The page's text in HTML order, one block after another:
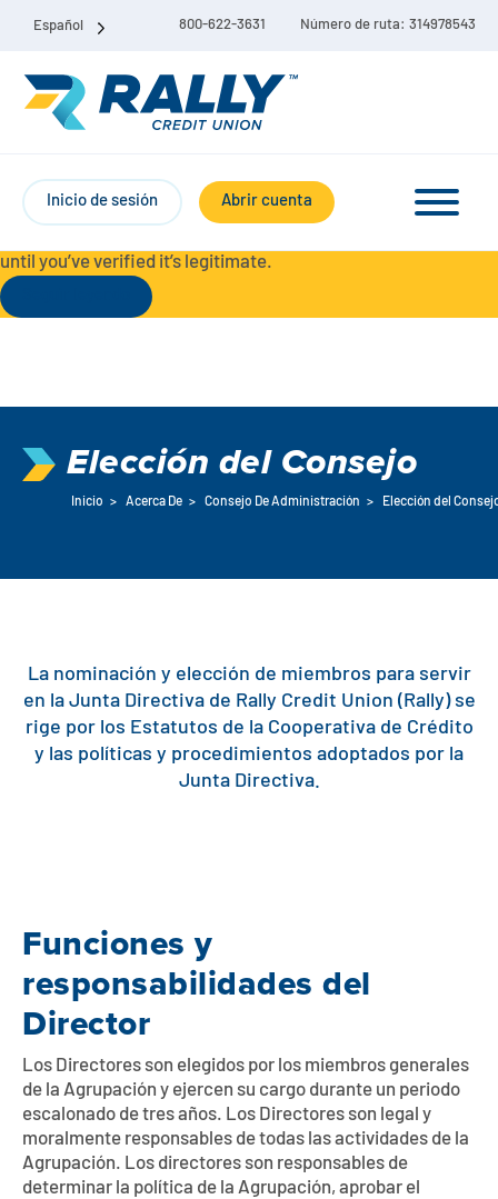
Español 800-622-3631 Número de ruta: 314978543
Inicio de sesión Abrir cuenta
Cuenta corriente Liberty
Ahorro
Explorar los préstamos Rally Auto
Calculadora de pagos
Préstamos para vehículos especiales
Préstamos vivienda
Refinanciación
Préstamo VA y Refi
Capital inmobiliario
Préstamos inmobiliarios
Expertos a domicilio
Gestionar la cuenta de préstamo vivienda
Pagos de
préstamos
Centro de
ayuda
Ver todas las
tarifas
Préstamos
Servicios
Preguntas frecuentes
Expertos en banca de empresas
Centro de ayuda
Preguntas frecuentes
Miembro EDU
Noticias de los miembros
Medios de comunicación
Banca digital
Explorar la banca digital
Early Pay Day
Zelle
Smart Card
Póngase en contacto con
Carreras profesionales
Acerca de
Afiliación
contact Rally Credit Union using our official phone numbers. If
you receive a letter, email, text message, or other
until you’ve verified it’s legitimate.
Elección del Consejo
Inicio > Acerca De > Consejo De Administración > Elección del
La nominación y elección de miembros para servir
en la Junta Directiva de Rally Credit Union (Rally) se
rige por los Estatutos de la Cooperativa de Crédito
y las políticas y procedimientos adoptados por la
Junta Directiva.
Funciones y
responsabilidades del
Director
Los Directores son elegidos por los miembros generales
de la Agrupación y ejercen su cargo durante un periodo
escalonado de tres años. Los Directores son legal y
moralmente responsables de todas las actividades de la
Agrupación. Los directores son responsables de
determinar la política de la Agrupación, aprobar el